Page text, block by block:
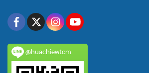
@huachiewtcm